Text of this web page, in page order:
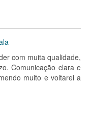
com muita qualidade,
Comunicação clara e
muito e voltarei a